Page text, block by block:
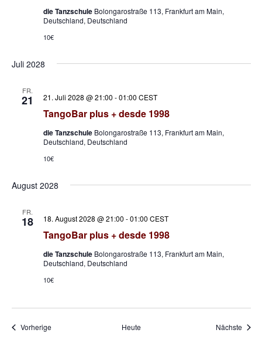
die Tanzschule Bolongarostraße 113, Frankfurt am Main,
Deutschland, Deutschland
10€
Juli 2028
FR.
21
TangoBar plus + desde 1998
21. Juli 2028 @ 21:00 -01:00 CEST
die Tanzschule Bolongarostraße 113, Frankfurt am Main,
Deutschland, Deutschland
10€
August 2028
FR.
18
TangoBar plus + desde 1998
18. August 2028 @ 21:00 -01:00 CEST
die Tanzschule Bolongarostraße 113, Frankfurt am Main,
Deutschland, Deutschland
10€
VorherigeVeranstaltungen Heute Nächste